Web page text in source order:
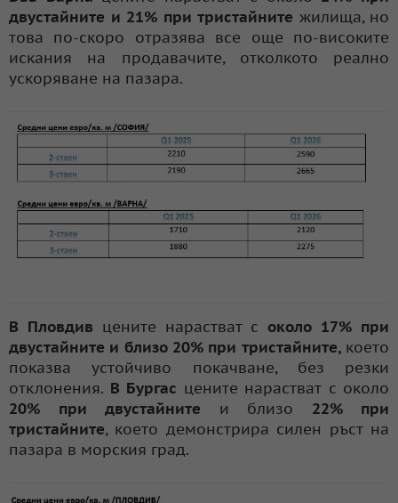
двустайните и 21% при тристайните жилища, но
това по-скоро отразява все още по-високите
искания на продавачите, отколкото реално
ускоряване на пазара.
В Пловдив цените нарастват с около 17% при
двустайните и близо 20% при тристайните,което
показва устойчиво покачване, без резки
отклонения. В Бургас цените нарастват с около
20% при двустайните и близо 22% при
тристайните, което демонстрира силен ръст на
пазара в морския град.